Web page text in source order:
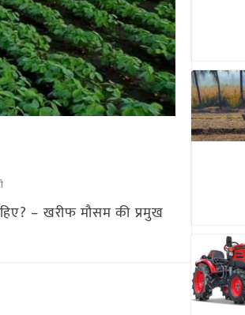
– खरीफ मौसम की प्रमुख